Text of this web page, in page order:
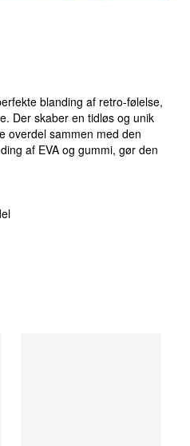
blanding af retro-følelse,
Der skaber en tidløs og unik
overdel sammen med den
af EVA og gummi, gør den